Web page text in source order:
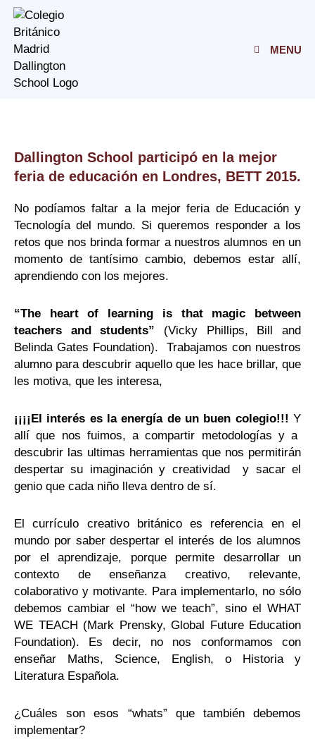
Skip
content
MENU
Dallington School participó en la mejor
feria de educación en Londres, BETT 2015.
No podíamos faltar a la mejor feria de Educación y
Tecnología del mundo. Si queremos responder a los
retos que nos brinda formar a nuestros alumnos en un
momento de tantísimo cambio, debemos estar allí,
aprendiendo con los mejores.
“The heart of learning is that magic between
teachers and students” (Vicky Phillips, Bill and
Belinda Gates Foundation). Trabajamos con nuestros
alumno para descubrir aquello que les hace brillar, que
les motiva, que les interesa,
¡¡¡¡El interés es la energía de un buen colegio!!! Y
allí que nos fuimos, a compartir metodologías y a
descubrir las ultimas herramientas que nos permitirán
despertar su imaginación y creatividad y sacar el
genio que cada niño lleva dentro de sí.
El currículo creativo británico es referencia en el
mundo por saber despertar el interés de los alumnos
por el aprendizaje, porque permite desarrollar un
contexto de enseñanza creativo, relevante,
colaborativo y motivante. Para implementarlo, no sólo
debemos cambiar el “how we teach”, sino el WHAT
WE TEACH (Mark Prensky, Global Future Education
Foundation). Es decir, no nos conformamos con
enseñar Maths, Science, English, o Historia y
Literatura Española.
¿Cuáles son esos “whats” que también debemos
implementar?